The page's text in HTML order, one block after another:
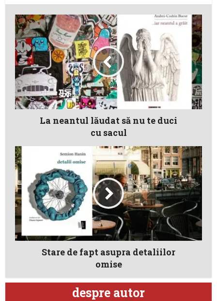
La neantul lăudat să nu te duci
cu sacul
Stare de fapt asupra detaliilor
omise
despre autor